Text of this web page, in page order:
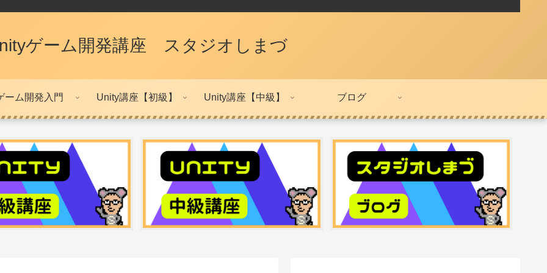
ゲーム開発講座 スタジオしまづ
ーム開発入門 Unity講座【初級】 Unity講座【中級】 ブログ